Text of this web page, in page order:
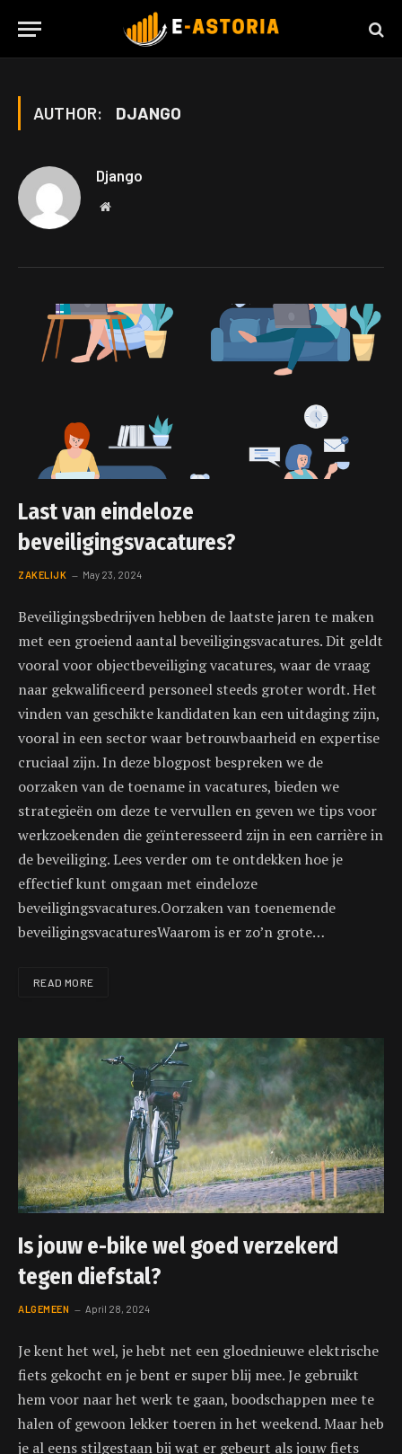
AUTHOR: DJANGO
Django
Website
Last van eindeloze
beveiligingsvacatures?
ZAKELIJK May 23, 2024
Beveiligingsbedrijven hebben de laatste jaren te maken
met een groeiend aantal beveiligingsvacatures. Dit geldt
vooral voor objectbeveiliging vacatures, waar de vraag
naar gekwalificeerd personeel steeds groter wordt. Het
vinden van geschikte kandidaten kan een uitdaging zijn,
vooral in een sector waar betrouwbaarheid en expertise
cruciaal zijn. In deze blogpost bespreken we de
oorzaken van de toename in vacatures, bieden we
strategieën om deze te vervullen en geven we tips voor
werkzoekenden die geïnteresseerd zijn in een carrière in
de beveiliging. Lees verder om te ontdekken hoe je
effectief kunt omgaan met eindeloze
beveiligingsvacatures.Oorzaken van toenemende
beveiligingsvacaturesWaarom is er zo’n grote…
READ MORE
Is jouw e-bike wel goed verzekerd
tegen diefstal?
ALGEMEEN April 28, 2024
Je kent het wel, je hebt net een gloednieuwe elektrische
fiets gekocht en je bent er super blij mee. Je gebruikt
hem voor naar het werk te gaan, boodschappen mee te
halen of gewoon lekker toeren in het weekend. Maar heb
je al eens stilgestaan bij wat er gebeurt als jouw fiets